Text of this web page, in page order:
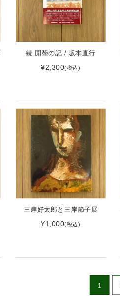
続 開墾の記 / 坂本直行
¥2,300(税込)
三岸好太郎と三岸節子展
¥1,000(税込)
1